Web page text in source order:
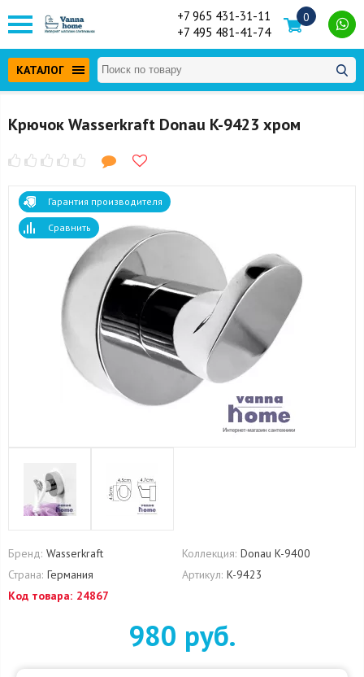
+7 965 431-31-11
+7 495 481-41-74
0
КАТАЛОГ
Крючок Wasserkraft Donau K-9423 хром
Гарантия производителя
Сравнить
Бренд: Wasserkraft Коллекция: Donau K-9400
Страна: Германия Артикул: K-9423
Код товара: 24867
980 руб.